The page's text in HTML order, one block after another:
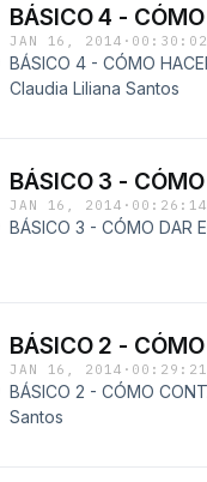
BÁSICO 4 -
JAN 16, 2014 · 00:30:02
BÁSICO 4 - CÓMO
Claudia Liliana Santos
BÁSICO 3 -
JAN 16, 2014 · 00:26:14
BÁSICO 3 - CÓMO DAR
BÁSICO 2 -
JAN 16, 2014 · 00:29:21
BÁSICO 2 - CÓMO
Santos